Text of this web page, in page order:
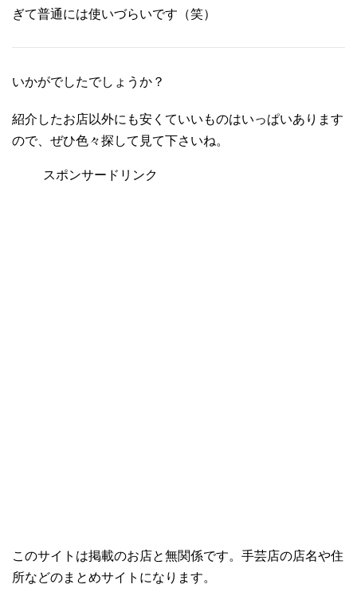
ぎて普通には使いづらいです（笑）
いかがでしたでしょうか？
紹介したお店以外にも安くていいものはいっぱいあります
ので、ぜひ色々探して見て下さいね。
スポンサードリンク
このサイトは掲載のお店と無関係です。手芸店の店名や住
所などのまとめサイトになります。